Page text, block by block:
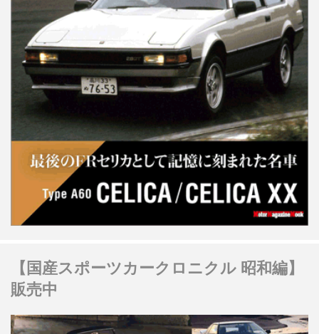
【国産スポーツカークロニクル 昭和編】
販売中